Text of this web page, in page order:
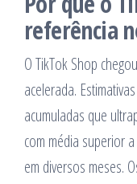
referência
O TikTok Shop
acelerada.
acumuladas que
com média superior
em diversos meses.